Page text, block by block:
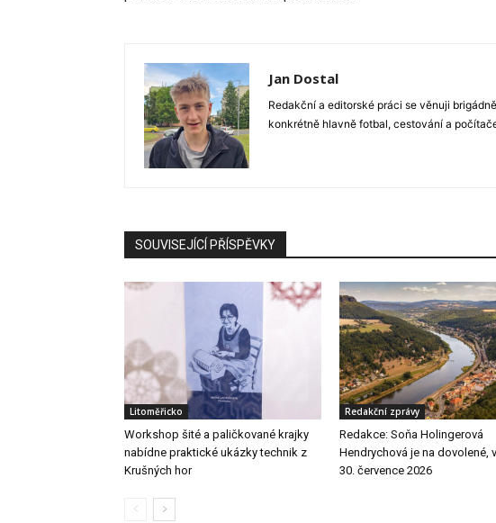
Jan Dostal
Redakční a editorské práci se věnuji
konkrétně hlavně fotbal, cestování a
SOUVISEJÍCÍ PŘÍSPĚVKY
Litoměřicko
Workshop šité a paličkované krajky
nabídne praktické ukázky technik z
Krušných hor
Redakční zprávy
Redakce: Soňa Holingerová
Hendrychová je na dovolené,
30. července 2026